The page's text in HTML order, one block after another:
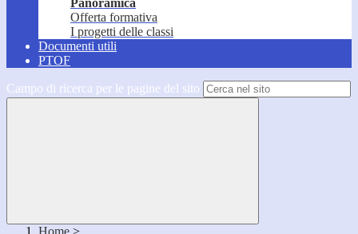
Panoramica
Offerta formativa
I progetti delle classi
Documenti utili
PTOF
Campo di ricerca per le pagine del sito